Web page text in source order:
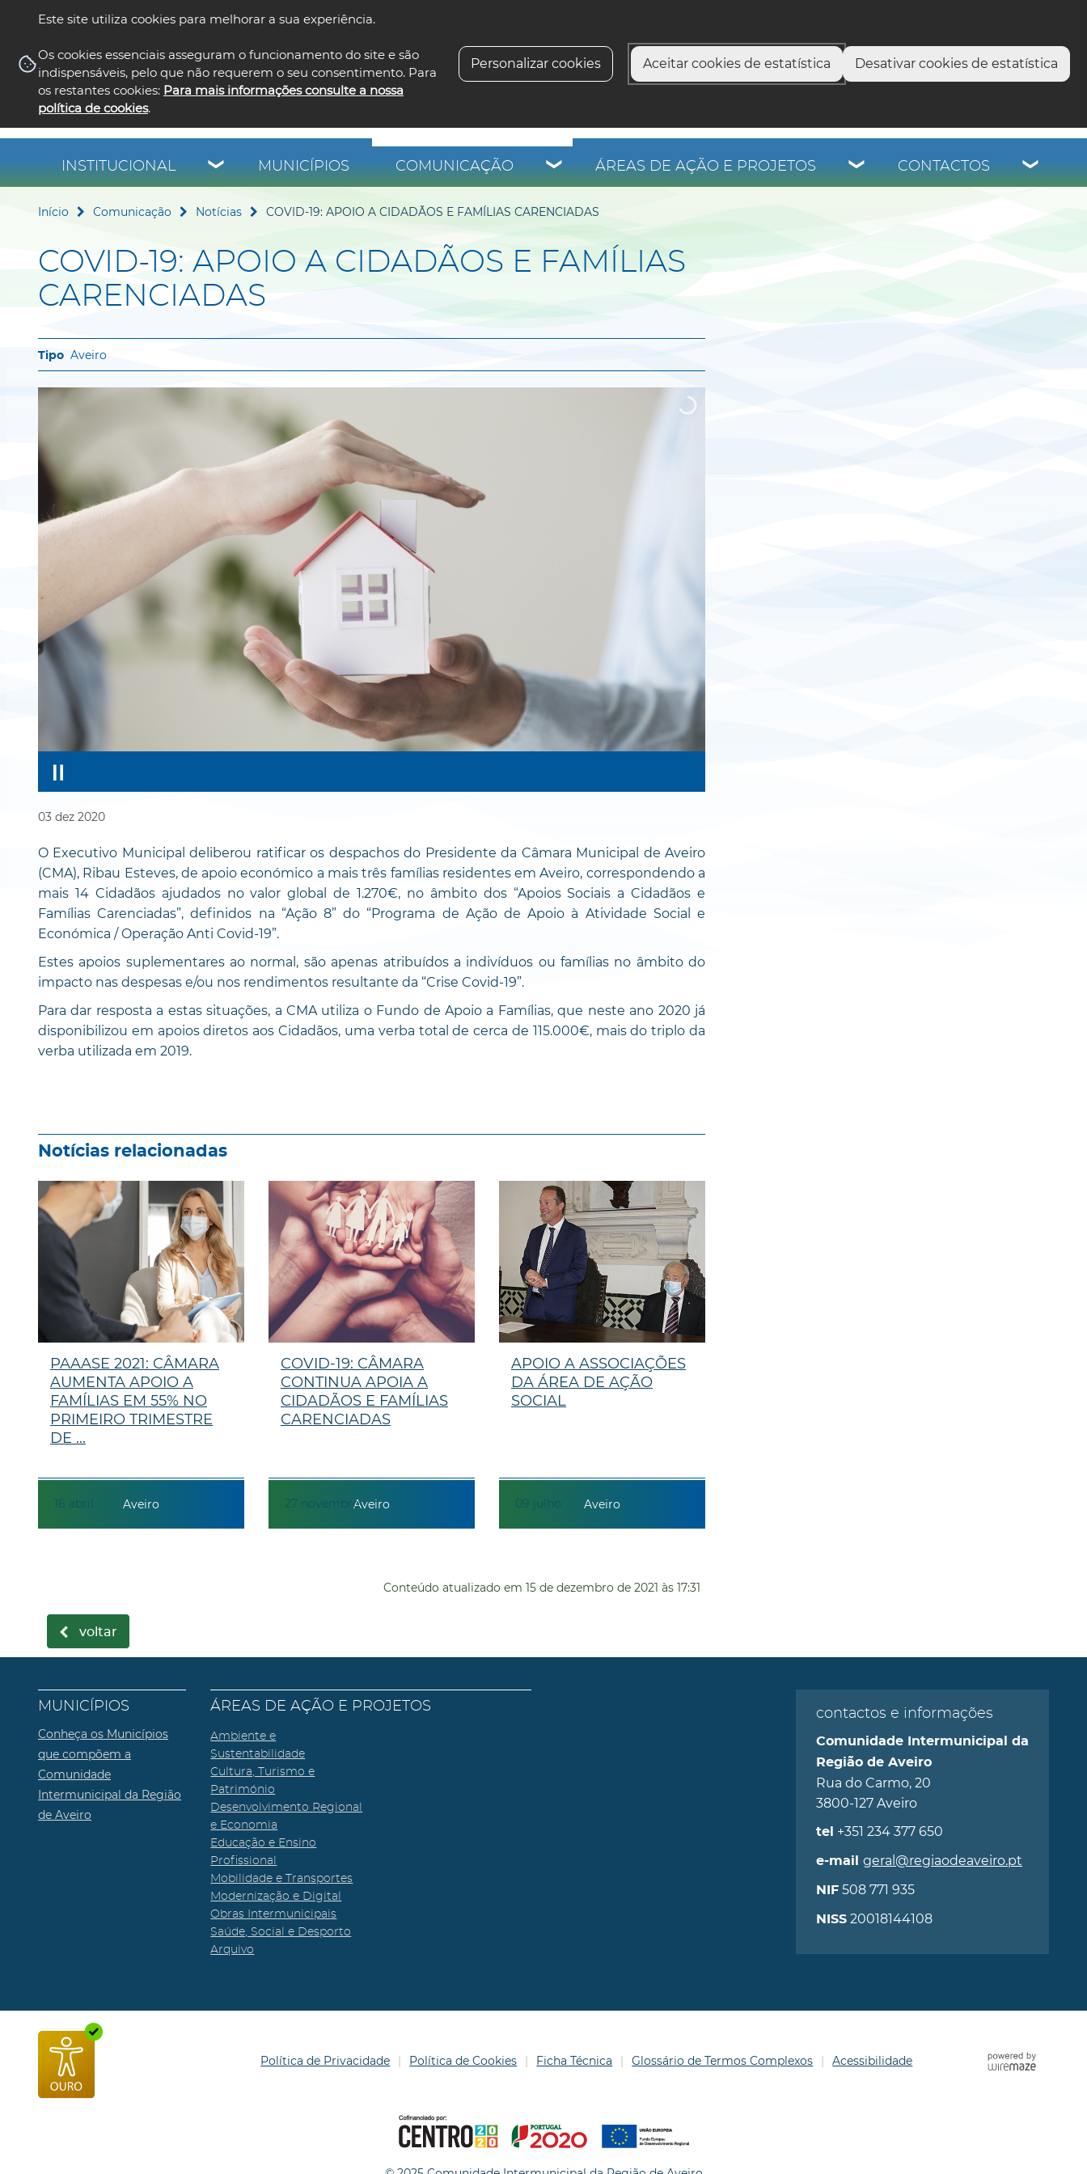
Este site utiliza cookies para melhorar a sua experiência.
Os cookies essenciais asseguram o funcionamento do site e são
indispensáveis, pelo que não requerem o seu consentimento. Para
os restantes cookies: Para mais informações consulte a nossa
política de cookies.
Personalizar cookies Aceitar cookies de estatística Desativar cookies de estatística
INSTITUCIONAL MUNICÍPIOS COMUNICAÇÃO ÁREAS DE AÇÃO E PROJETOS CONTACTOS
Início Comunicação Notícias COVID-19: APOIO A CIDADÃOS E FAMÍLIAS CARENCIADAS
COVID-19: APOIO A CIDADÃOS E FAMÍLIAS
CARENCIADAS
Aveiro
03 dez 2020
O Executivo Municipal deliberou ratificar os despachos do Presidente da Câmara Municipal de Aveiro
(CMA), Ribau Esteves, de apoio económico a mais três famílias residentes em Aveiro, correspondendo a
mais 14 Cidadãos ajudados no valor global de 1.270€, no âmbito dos “Apoios Sociais a Cidadãos e
Famílias Carenciadas”, definidos na “Ação 8” do “Programa de Ação de Apoio à Atividade Social e
Económica / Operação Anti Covid-19”.
Estes apoios suplementares ao normal, são apenas atribuídos a indivíduos ou famílias no âmbito do
impacto nas despesas e/ou nos rendimentos resultante da “Crise Covid-19”.
Para dar resposta a estas situações, a CMA utiliza o Fundo de Apoio a Famílias, que neste ano 2020 já
disponibilizou em apoios diretos aos Cidadãos, uma verba total de cerca de 115.000€, mais do triplo da
verba utilizada em 2019.
Notícias relacionadas
16 abril
PAAASE 2021: CÂMARA
AUMENTA APOIO A
FAMÍLIAS EM 55% NO
PRIMEIRO TRIMESTRE
DE ...
Aveiro 27 novembro
COVID-19: CÂMARA
CONTINUA APOIA A
CIDADÃOS E FAMÍLIAS
CARENCIADAS
Aveiro 09 julho
APOIO A ASSOCIAÇÕES
DA ÁREA DE AÇÃO
SOCIAL
Aveiro
Conteúdo atualizado em 15 de dezembro de 2021 às 17:31
voltar
MUNICÍPIOS
Conheça os Municípios
que compõem a
Comunidade
Intermunicipal da Região
de Aveiro
ÁREAS DE AÇÃO E PROJETOS
Ambiente e
Sustentabilidade
Cultura, Turismo e
Património
Desenvolvimento Regional
e Economia
Educação e Ensino
Profissional
Mobilidade e Transportes
Modernização e Digital
Obras Intermunicipais
Saúde, Social e Desporto
Arquivo
contactos e informações
Comunidade Intermunicipal da
Região de Aveiro
Rua do Carmo, 20
3800-127 Aveiro
tel +351 234 377 650
e-mail geral@regiaodeaveiro.pt
NIF508 771 935
NISS20018144108
Política de Privacidade Política de Cookies Ficha Técnica Glossário de Termos Complexos Acessibilidade